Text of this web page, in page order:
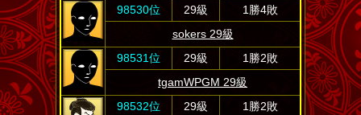
98530位
29級
1勝4敗
sokers 29級
98531位
29級
1勝2敗
tgamWPGM 29級
98532位
29級
1勝2敗